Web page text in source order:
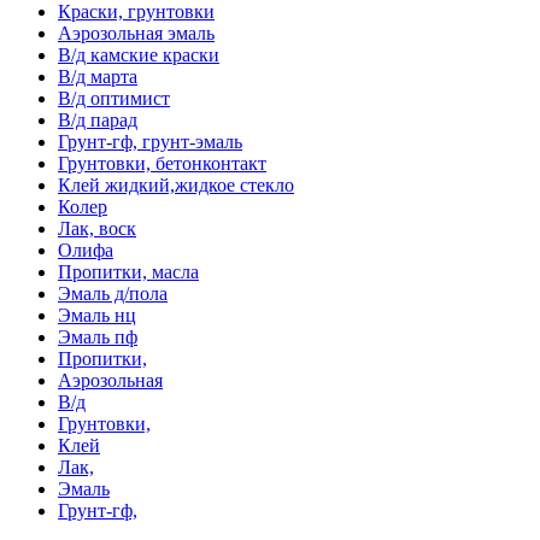
Краски, грунтовки
Аэрозольная эмаль
В/д камские краски
В/д марта
В/д оптимист
В/д парад
Грунт-гф, грунт-эмаль
Грунтовки, бетонконтакт
Клей жидкий,жидкое стекло
Колер
Лак, воск
Олифа
Пропитки, масла
Эмаль д/пола
Эмаль нц
Эмаль пф
Пропитки,
Аэрозольная
В/д
Грунтовки,
Клей
Лак,
Эмаль
Грунт-гф,